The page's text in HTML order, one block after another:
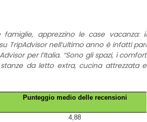
apprezzino le case vacanza: il
TripAdvisor nell’ultimo anno è infatti pari
per l’Italia. “Sono gli spazi, i comfort
da letto extra, cucina attrezzata e
Punteggio medio delle recensioni
4,88